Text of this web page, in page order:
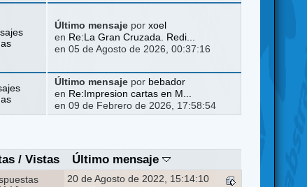
Último mensajepor xoel
en Re:La Gran Cruzada. Redi...
en 05 de Agosto de 2026, 00:37:16
Último mensajepor bebador
en Re:Impresion cartas en M...
en 09 de Febrero de 2026, 17:58:54
/Vistas Último mensaje
20 de Agosto de 2022, 15:14:10